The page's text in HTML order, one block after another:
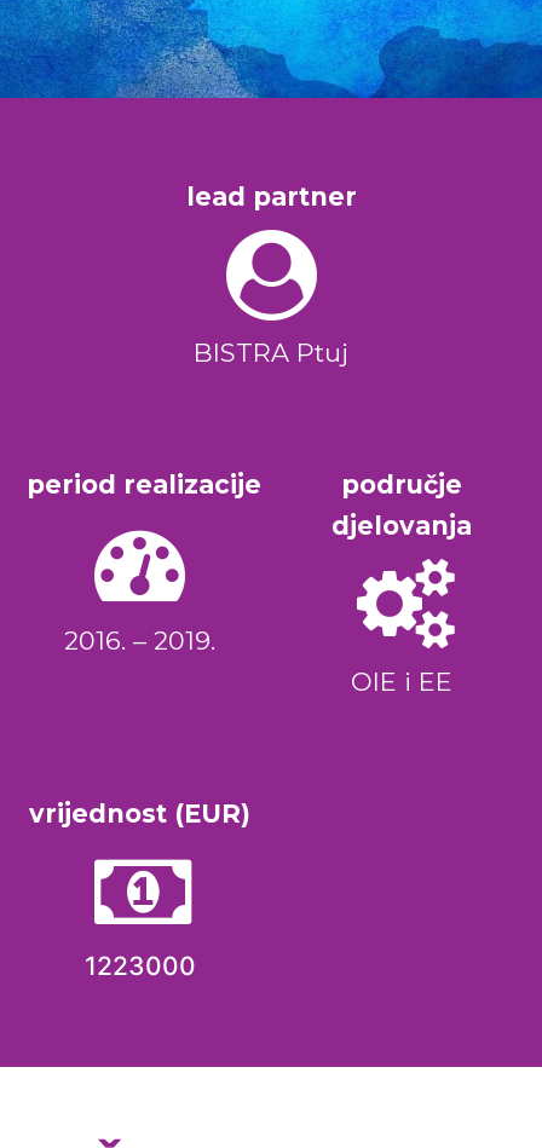
lead partner
BISTRA Ptuj
period realizacije
2016. – 2019.
područje
djelovanja
OIE i EE
vrijednost (EUR)
1223000